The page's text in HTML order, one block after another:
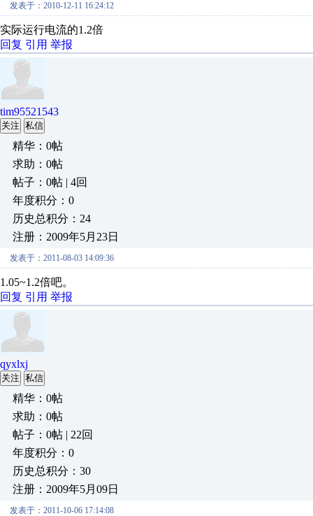
发表于：2010-12-11 16:24:12
实际运行电流的1.2倍
回复 引用 举报
tim95521543
关注 私信
精华：0帖
求助：0帖
帖子：0帖 | 4回
年度积分：0
历史总积分：24
注册：2009年5月23日
发表于：2011-08-03 14:09:36
1.05~1.2倍吧。
回复 引用 举报
qyxlxj
关注 私信
精华：0帖
求助：0帖
帖子：0帖 | 22回
年度积分：0
历史总积分：30
注册：2009年5月09日
发表于：2011-10-06 17:14:08